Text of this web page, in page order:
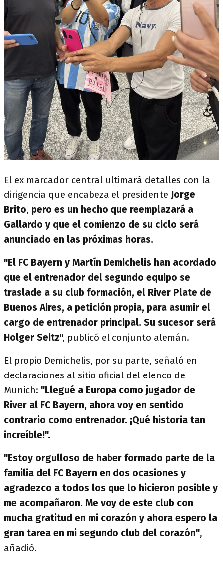
El ex marcador central ultimará detalles con la
dirigencia que encabeza el presidente Jorge
Brito, pero es un hecho que reemplazará a
Gallardo y que el comienzo de su ciclo será
anunciado en las próximas horas.
"El FC Bayern y Martín Demichelis han acordado
que el entrenador del segundo equipo se
traslade a su club formación, el River Plate de
Buenos Aires, a petición propia, para asumir el
cargo de entrenador principal. Su sucesor será
Holger Seitz", publicó el conjunto alemán.
El propio Demichelis, por su parte, señaló en
declaraciones al sitio oficial del elenco de
Munich: "Llegué a Europa como jugador de
River al FC Bayern, ahora voy en sentido
contrario como entrenador. ¡Qué historia tan
increíble!".
"Estoy orgulloso de haber formado parte de la
familia del FC Bayern en dos ocasiones y
agradezco a todos los que lo hicieron posible y
me acompañaron. Me voy de este club con
mucha gratitud en mi corazón y ahora espero la
gran tarea en mi segundo club del corazón",
añadió.